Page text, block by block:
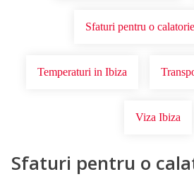
Sfaturi pentru o
Temperaturi in Ibiza
Viza Ibiza
Sfaturi pentru o